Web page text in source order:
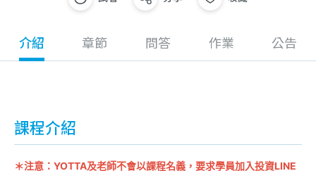
介紹 章節 問答 作業 公告
課程介紹
＊注意：YOTTA及老師不會以課程名義，要求學員加入投資LINE